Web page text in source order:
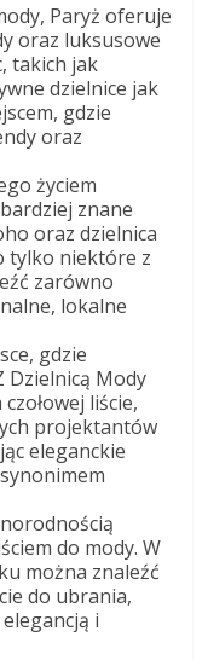
Paryż oferuje
oraz luksusowe
takich jak
dzielnice jak
gdzie
oraz
życiem
znane
oraz dzielnica
tylko niektóre z
zarówno
lokalne
gdzie
Dzielnicą Mody
liście,
projektantów
eleganckie
do mody. W
można znaleźć
do ubrania,
i